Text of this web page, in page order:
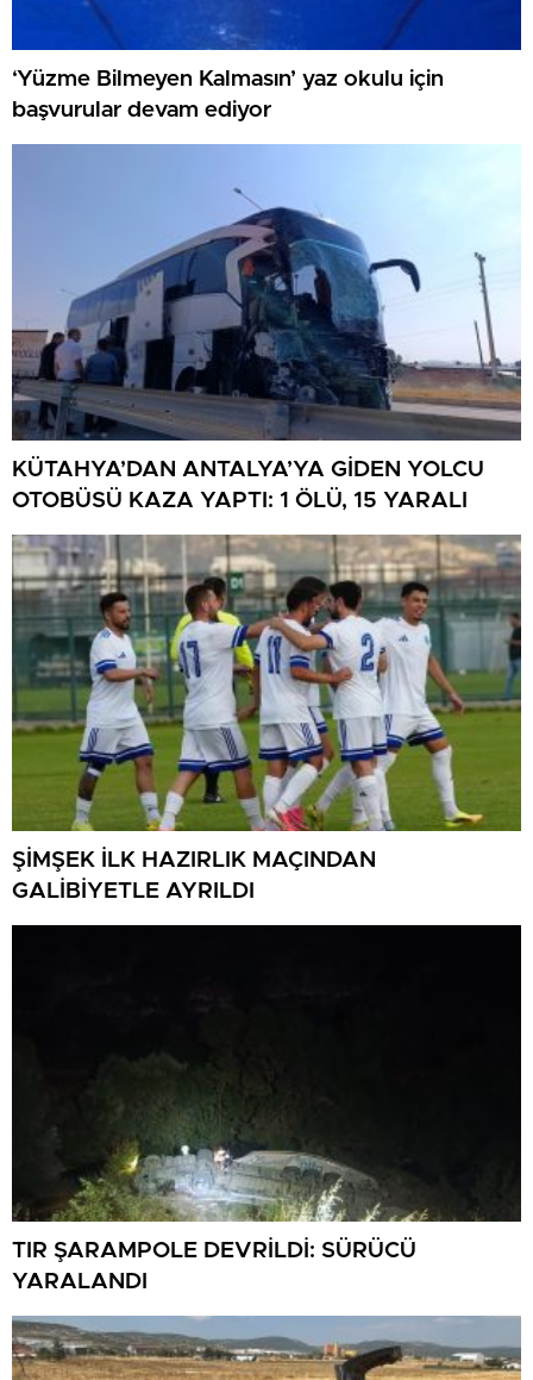
‘Yüzme Bilmeyen Kalmasın’ yaz okulu için
başvurular devam ediyor
KÜTAHYA’DAN ANTALYA’YA GİDEN YOLCU
OTOBÜSÜ KAZA YAPTI: 1 ÖLÜ, 15 YARALI
ŞİMŞEK İLK HAZIRLIK MAÇINDAN
GALİBİYETLE AYRILDI
TIR ŞARAMPOLE DEVRİLDİ: SÜRÜCÜ
YARALANDI